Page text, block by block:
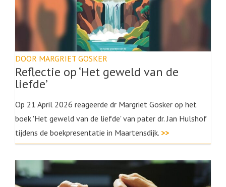
DOOR MARGRIET GOSKER
Reflectie op ‘Het geweld van de
liefde’
Op 21 April 2026 reageerde dr Margriet Gosker op het
boek 'Het geweld van de liefde' van pater dr. Jan Hulshof
tijdens de boekpresentatie in Maartensdijk. >>